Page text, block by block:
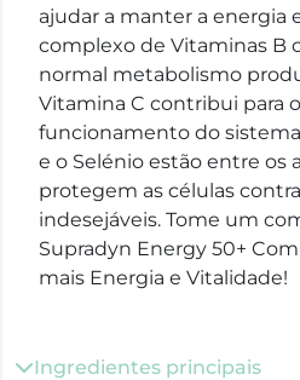
ajudar a manter a energia
complexo de Vitaminas B
normal metabolismo
Vitamina C contribui para
funcionamento do
e o Selénio estão entre os
protegem as células
indesejáveis. Tome um
Supradyn Energy 50+
mais Energia e Vitalidade!
Ingredientes principais